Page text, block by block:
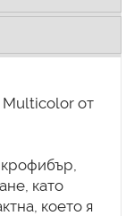
от
като
което я